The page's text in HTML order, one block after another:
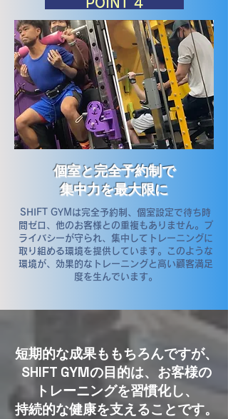
個室と完全予約制で
集中力を最大限に
SHIFT GYMは完全予約制、個室設定で待ち時
間ゼロ、他のお客様との重複もありません。プ
ライバシーが守られ、集中してトレーニングに
取り組める環境を提供しています。このような
環境が、効果的なトレーニングと高い顧客満足
度を生んでいます。
短期的な成果ももちろんですが、
SHIFT GYMの目的は、お客様の
トレーニングを習慣化し、
持続的な健康を支えることです。